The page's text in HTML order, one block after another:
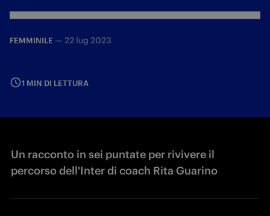
FEMMINILE — 22 lug 2023
1 MIN DI LETTURA
Un racconto in sei puntate per rivivere il
percorso dell'Inter di coach Rita Guarino